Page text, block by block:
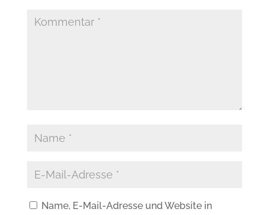
Name, E-Mail-Adresse und Website in